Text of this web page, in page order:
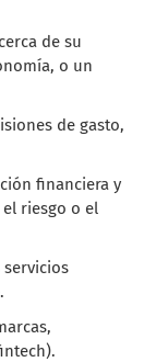
de su
o un
de gasto,
financiera y
riesgo o el
servicios